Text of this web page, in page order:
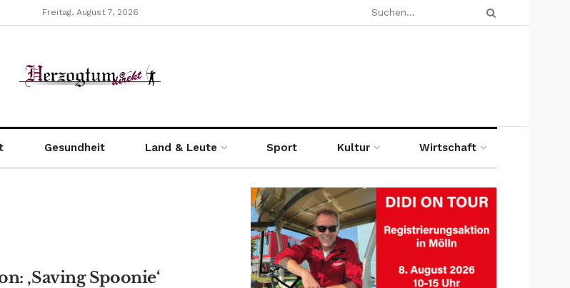
Freitag, August 7, 2026
Gesundheit Land & Leute Sport Kultur Wirtschaft
‚Saving Spoonie‘